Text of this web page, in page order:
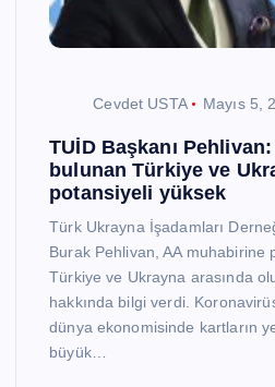
Cevdet USTA Mayıs 5,
TUİD Başkanı
bulunan Türkiye ve
potansiyeli yüksek
Türk Ukrayna İşadamları
Burak Pehlivan, AA muhabirine
Türkiye ve Ukrayna arasında
hakkında bilgi verdi.
dünya ekonomisinde kartların
büyük…